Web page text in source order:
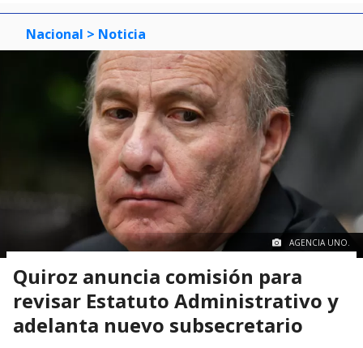
Nacional > Noticia
AGENCIA UNO.
Quiroz anuncia comisión para
revisar Estatuto Administrativo y
adelanta nuevo subsecretario